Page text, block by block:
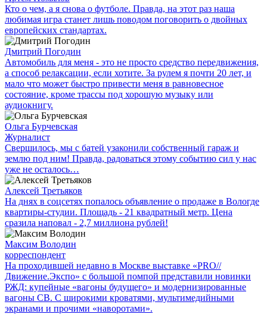
Кто о чем, а я снова о футболе. Правда, на этот раз наша
любимая игра станет лишь поводом поговорить о двойных
европейских стандартах.
Дмитрий Погодин
Автомобиль для меня - это не просто средство передвижения,
а способ релаксации, если хотите. За рулем я почти 20 лет, и
мало что может быстро привести меня в равновесное
состояние, кроме трассы под хорошую музыку или
аудиокнигу.
Ольга Бурчевская
Журналист
Свершилось, мы с батей узаконили собственный гараж и
землю под ним! Правда, радоваться этому событию сил у нас
уже не осталось…
Алексей Третьяков
На днях в соцсетях попалось объявление о продаже в Вологде
квартиры-студии. Площадь - 21 квадратный метр. Цена
сразила наповал - 2,7 миллиона рублей!
Максим Володин
корреспондент
На проходившей недавно в Мос­кве выставке «PRO//
Движение.Экспо» с большой помпой представили новинки
РЖД: купейные «вагоны будущего» и модернизированные
вагоны СВ. С широкими кроватями, мультимедийными
экранами и прочими «наворотами».